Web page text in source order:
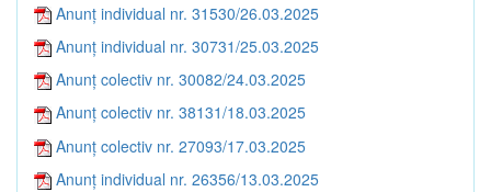
Anunț individual nr. 31530/26.03.2025
Anunț individual nr. 30731/25.03.2025
Anunț colectiv nr. 30082/24.03.2025
Anunț colectiv nr. 38131/18.03.2025
Anunț colectiv nr. 27093/17.03.2025
Anunț individual nr. 26356/13.03.2025